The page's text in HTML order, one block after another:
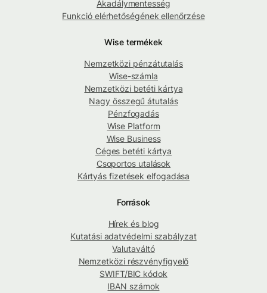
Akadálymentesség
Funkció elérhetőségének ellenőrzése
Wise termékek
Nemzetközi pénzátutalás
Wise-számla
Nemzetközi betéti kártya
Nagy összegű átutalás
Pénzfogadás
Wise Platform
Wise Business
Céges betéti kártya
Csoportos utalások
Kártyás fizetések elfogadása
Források
Hírek és blog
Kutatási adatvédelmi szabályzat
Valutaváltó
Nemzetközi részvényfigyelő
SWIFT/BIC kódok
IBAN számok